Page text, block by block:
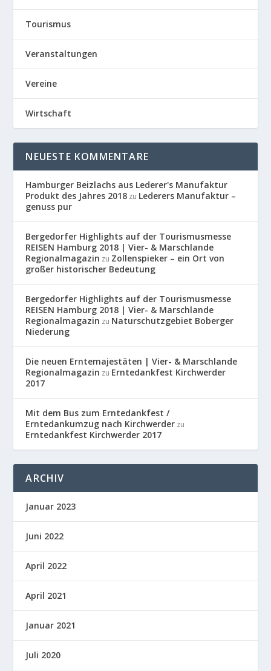
Tourismus
Veranstaltungen
Vereine
Wirtschaft
NEUESTE KOMMENTARE
Hamburger Beizlachs aus Lederer's Manufaktur
Produkt des Jahres 2018 zu Lederers Manufaktur –
genuss pur
Bergedorfer Highlights auf der Tourismusmesse
REISEN Hamburg 2018 | Vier- & Marschlande
Regionalmagazin zu Zollenspieker – ein Ort von
großer historischer Bedeutung
Bergedorfer Highlights auf der Tourismusmesse
REISEN Hamburg 2018 | Vier- & Marschlande
Regionalmagazin zu Naturschutzgebiet Boberger
Niederung
Die neuen Erntemajestäten | Vier- & Marschlande
Regionalmagazin zu Erntedankfest Kirchwerder
2017
Mit dem Bus zum Erntedankfest /
Erntedankumzug nach Kirchwerder zu
Erntedankfest Kirchwerder 2017
ARCHIV
Januar 2023
Juni 2022
April 2022
April 2021
Januar 2021
Juli 2020